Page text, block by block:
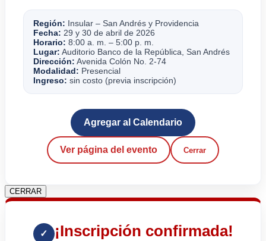
Región: Insular – San Andrés y Providencia
Fecha: 29 y 30 de abril de 2026
Horario: 8:00 a. m. – 5:00 p. m.
Lugar: Auditorio Banco de la República, San Andrés
Dirección: Avenida Colón No. 2-74
Modalidad: Presencial
Ingreso: sin costo (previa inscripción)
Agregar al Calendario
Ver página del evento Cerrar
CERRAR
✓ ¡Inscripción confirmada!